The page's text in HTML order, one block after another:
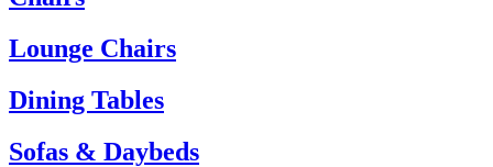
Kundenservice:
Tel.: +45 66 12 14 04
info@carlhansen.dk
Lounge Chairs
Dining Tables
Sofas & Daybeds